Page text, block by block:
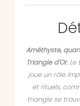
Améthyste,
Triangle d'Or.Le
joue un rôle
et rituels,
triangle se